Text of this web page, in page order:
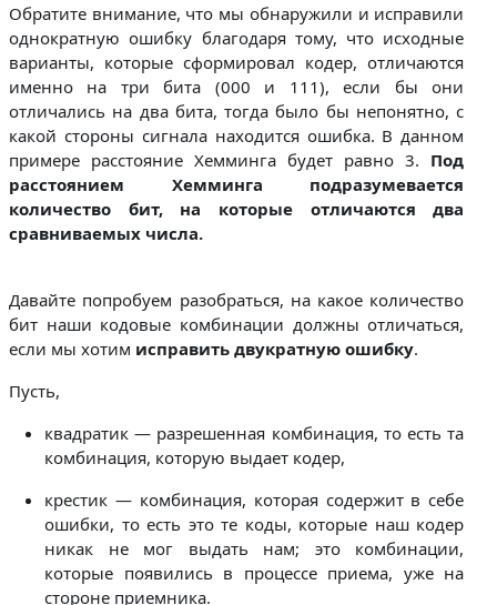
Обратите внимание, что мы обнаружили и исправили
однократную ошибку благодаря тому, что исходные
варианты, которые сформировал кодер, отличаются
именно на три бита (000 и 111), если бы они
отличались на два бита, тогда было бы непонятно, с
какой стороны сигнала находится ошибка. В данном
примере расстояние Хемминга будет равно 3. Под
расстоянием Хемминга подразумевается
количество бит, на которые отличаются два
сравниваемых числа.
Давайте попробуем разобраться, на какое количество
бит наши кодовые комбинации должны отличаться,
если мы хотим исправить двукратную ошибку.
Пусть,
квадратик — разрешенная комбинация, то есть та
комбинация, которую выдает кодер,
крестик — комбинация, которая содержит в себе
ошибки, то есть это те коды, которые наш кодер
никак не мог выдать нам; это комбинации,
которые появились в процессе приема, уже на
стороне приемника.